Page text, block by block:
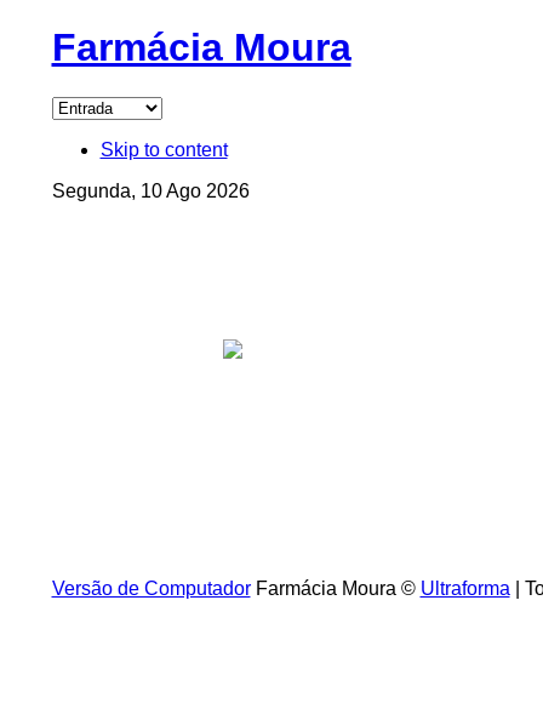
Farmácia Moura
Skip to content
Segunda, 10 Ago 2026
Versão de ComputadorFarmácia Moura © Ultraforma |